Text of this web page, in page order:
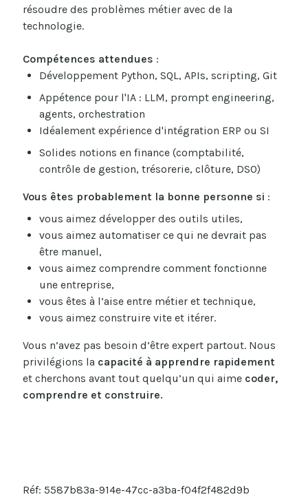
résoudre des problèmes métier avec de la
technologie.
Compétences attendues :
Développement Python, SQL, APIs, scripting, Git
Appétence pour l'IA : LLM, prompt engineering,
agents, orchestration
Idéalement expérience d'intégration ERP ou SI
Solides notions en finance (comptabilité,
contrôle de gestion, trésorerie, clôture, DSO)
Vous êtes probablement la bonne personne si :
vous aimez développer des outils utiles,
vous aimez automatiser ce qui ne devrait pas
être manuel,
vous aimez comprendre comment fonctionne
une entreprise,
vous êtes à l’aise entre métier et technique,
vous aimez construire vite et itérer.
Vous n’avez pas besoin d’être expert partout. Nous
privilégions la capacité à apprendre rapidement
et cherchons avant tout quelqu’un qui aime coder,
comprendre et construire.
Réf: 5587b83a-914e-47cc-a3ba-f04f2f482d9b